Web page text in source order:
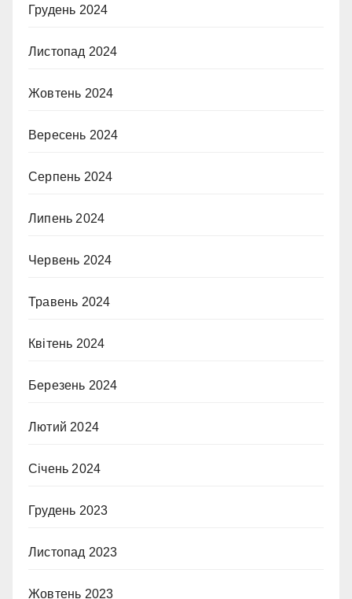
Грудень 2024
Листопад 2024
Жовтень 2024
Вересень 2024
Серпень 2024
Липень 2024
Червень 2024
Травень 2024
Квітень 2024
Березень 2024
Лютий 2024
Січень 2024
Грудень 2023
Листопад 2023
Жовтень 2023